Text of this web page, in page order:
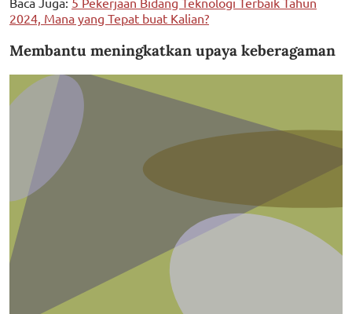
2024, Mana yang Tepat buat Kalian?
Membantu meningkatkan upaya keberagaman